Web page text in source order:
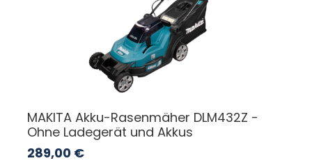
MAKITA Akku-Rasenmäher DLM432Z -
Ohne Ladegerät und Akkus
289,00 €